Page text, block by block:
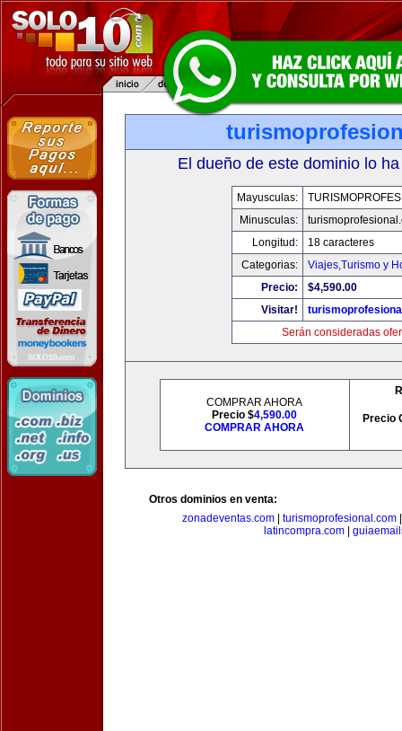
El dueño de este dominio lo
Mayusculas:
Minusculas:
Longitud:
18 caracteres
Categorias:
Viajes,Turismo y
Precio:
$4,590.00
Visitar!
Serán consideradas
COMPRAR AHORA
Precio $4,590.00
COMPRAR AHORA
Precio
Otros dominios en venta:
zonadeventas.com| turismoprofesional.com
latincompra.com|